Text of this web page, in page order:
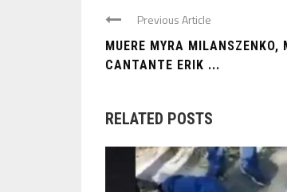
Previous Article
MUERE MYRA MILANSZENKO,
CANTANTE ERIK ...
RELATED POSTS